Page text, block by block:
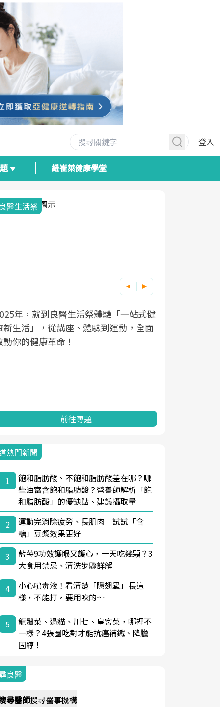
登入
紐崔萊健康學堂
與健康韌性的距離
醫健康網從「換季的身體變化」出發，
過醫學觀點與日常感受的對話，建立對
健康的認知，進而引導實際的改善行
前往專題
熱門新聞
1
飽和脂肪酸、不飽和脂肪酸差在哪？哪
些油富含飽和脂肪酸？營養師解析「飽
和脂肪酸」的優缺點、建議攝取量
2
運動完消除疲勞、長肌肉 試試「含
糖」豆漿效果更好
3
藍莓9功效護眼又護心，一天吃幾顆？3
大食用禁忌、清洗步驟詳解
4
小心噴毒液！看清楚「隱翅蟲」長這
樣，不能打，要用吹的～
5
龍鬚菜、過貓、川七、皇宮菜，哪裡不
一樣？4張圖吃對才能抗癌補鐵、降膽
固醇！
良醫
尋醫師搜尋醫事機構